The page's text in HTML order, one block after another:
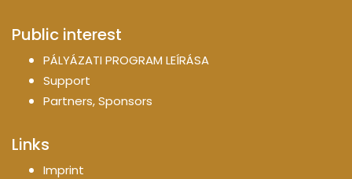
Public interest
PÁLYÁZATI PROGRAM LEÍRÁSA
Support
Partners, Sponsors
Links
Imprint